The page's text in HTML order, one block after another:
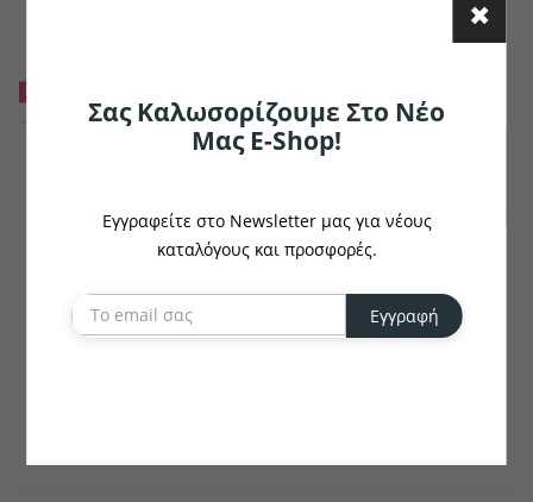
WESTMARK WESTMARK
Σας Καλωσορίζουμε Στο Νέο
Μας E-Shop!
Εγγραφείτε στο Newsletter μας για νέους
καταλόγους και προσφορές.
Εγγραφή